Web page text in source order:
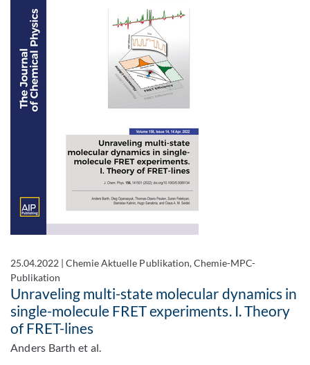
25.04.2022 |Chemie Aktuelle Publikation, Chemie-MPC-
Publikation
Unraveling multi-state molecular dynamics in
single-molecule FRET experiments. I. Theory
of FRET-lines
Anders Barth et al.